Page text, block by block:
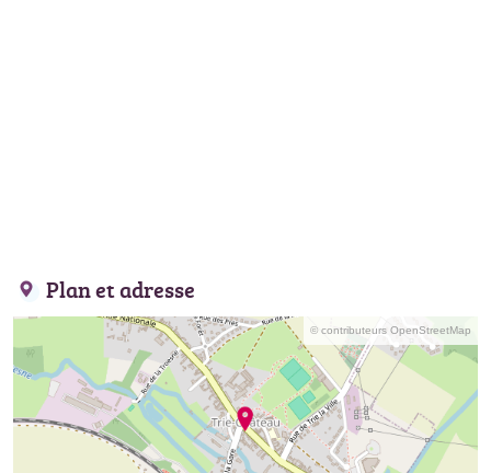
Plan et adresse
© contributeurs OpenStreetMap